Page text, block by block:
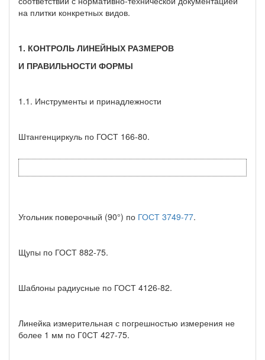
на плитки конкретных видов.
1. КОНТРОЛЬ ЛИНЕЙНЫХ РАЗМЕРОВ
И ПРАВИЛЬНОСТИ ФОРМЫ
1.1. Инструменты и принадлежности
Штангенциркуль по ГОСТ 166-80.
Угольник поверочный (90°) по ГОСТ 3749-77.
Щупы по ГОСТ 882-75.
Шаблоны радиусные по ГОСТ 4126-82.
Линейка измерительная с погрешностью измерения не
более 1 мм по Г0СТ 427-75.